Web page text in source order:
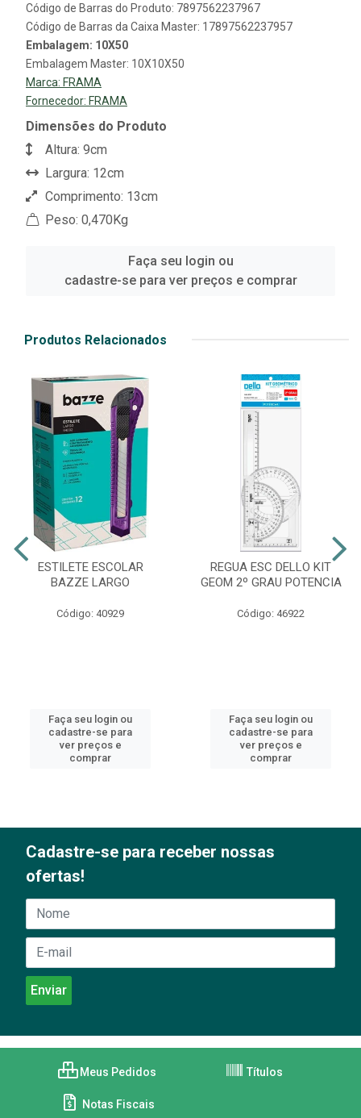
Código de Barras do Produto: 7897562237967
Código de Barras da Caixa Master: 17897562237957
Embalagem: 10X50
Embalagem Master: 10X10X50
Marca: FRAMA
Fornecedor: FRAMA
Dimensões do Produto
Altura: 9cm
Largura: 12cm
Comprimento: 13cm
Peso: 0,470Kg
Faça seu login ou
cadastre-se para ver preços e comprar
Produtos Relacionados
ESTILETE ESCOLAR
BAZZE LARGO
Código: 40929
Faça seu login ou
cadastre-se para
ver preços e
comprar
REGUA ESC DELLO KIT
GEOM 2º GRAU POTENCIA
Código: 46922
Faça seu login ou
cadastre-se para
ver preços e
comprar
Cadastre-se para receber nossas
ofertas!
Meus Pedidos Títulos
Notas Fiscais